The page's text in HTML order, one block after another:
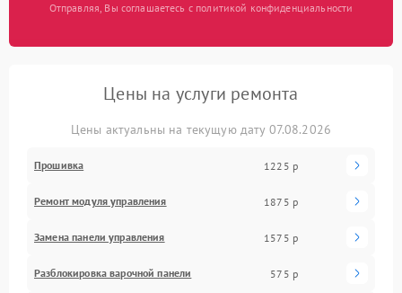
Отправляя, Вы соглашаетесь с политикой конфиденциальности
Цены на услуги ремонта
Цены актуальны на текущую дату 07.08.2026
Прошивка 1225 р
Ремонт модуля управления 1875 р
Замена панели управления 1575 р
Разблокировка варочной панели 575 р